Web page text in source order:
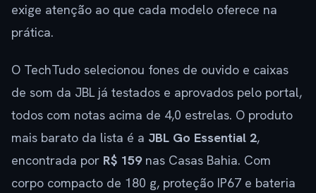
exige atenção ao que cada modelo oferece na
prática.
O TechTudo selecionou fones de ouvido e caixas
de som da JBL já testados e aprovados pelo portal,
todos com notas acima de 4,0 estrelas. O produto
mais barato da lista é a JBL Go Essential 2,
encontrada por R$ 159nas Casas Bahia. Com
corpo compacto de 180 g, proteção IP67 e bateria